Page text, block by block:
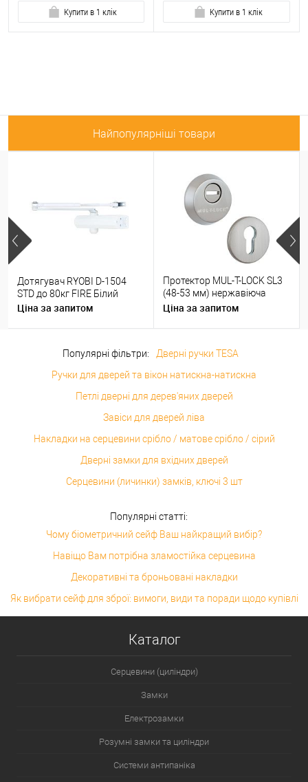
Купити в 1 клік Купити в 1 клік
Найпопулярніші товари
Дотягувач RYOBI D-1504
STD до 80кг FIRE Білий
Ціна за запитом
Протектор MUL-T-LOCK SL3
(48-53 мм) нержавіюча
сталь
Ціна за запитом
Популярні фільтри:
Дверні ручки TESA
Ручки для дверей та вікон натискна-натискна
Петлі дверні для дерев'яних дверей
Завіси для дверей ліва
Накладки на серцевини срібло / матове срібло / сірий
Дверні замки для вхідних дверей
Серцевини (личинки) замків, ключі 3 шт
Популярні статті:
Чому біометричний сейф Ваш найкращий вибір?
Навіщо Вам потрібна зламостійка серцевина
Декоративні та броньовані накладки
Як вибрати сейф для зброї: вимоги, види та поради щодо купівлі
Каталог
Серцевини (циліндри)
Замки
Електрозамки
Розумні замки та циліндри
Системи антипаніка